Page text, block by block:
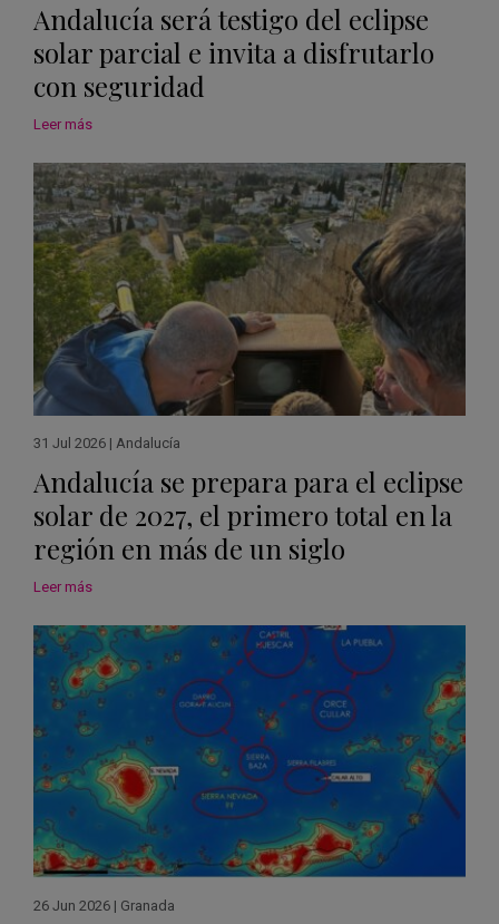
Andalucía será testigo del eclipse
solar parcial e invita a disfrutarlo
con seguridad
Leer más
31 Jul 2026 | Andalucía
Andalucía se prepara para el eclipse
solar de 2027, el primero total en la
región en más de un siglo
Leer más
26 Jun 2026 | Granada